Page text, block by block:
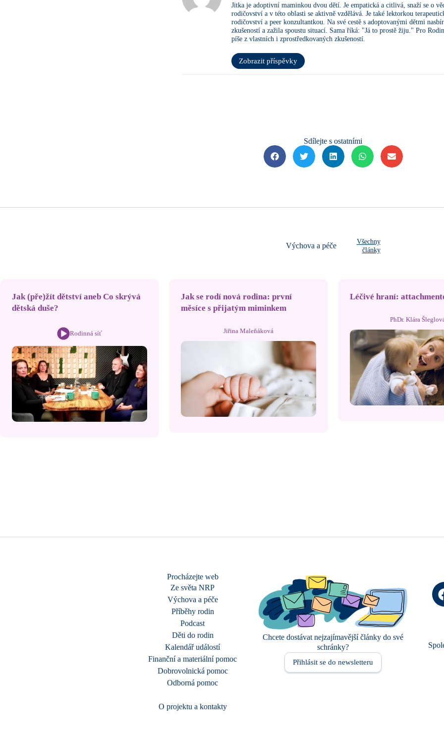
Jitka je adoptivní maminkou dvou dětí. Je empatická a citlivá, snaží se o
rodičovství a v této oblasti se aktivně vzdělává. Je také lektorkou
rodičovství a peer konzultantkou. Na své cestě s adoptovanými dětmi
zkušeností a zažila spoustu situací. Sama říká: "Já to prostě žiju." Pro
píše z vlastních i zprostředkovaných zkušeností.
Zobrazit příspěvky
Sdílejte s ostatními
Výchova a péče
Všechny
články
Jak (pře)žít dětství aneb Co skrývá
dětská duše?
Rodinná síť
Jak se rodí nová rodina: první
měsíce s přijatým miminkem
Jiřina Maleňáková
Léčivé hraní:
PhDr. Klára
Procházejte web
Ze světa NRP
Výchova a péče
Příběhy rodin
Podcast
Děti do rodin
Kalendář událostí
Finanční a materiální pomoc
Dobrovolnická pomoc
Odborná pomoc
O projektu a kontakty
Chcete dostávat nejzajímavější články do své
schránky?
Přihlásit se do newsletteru